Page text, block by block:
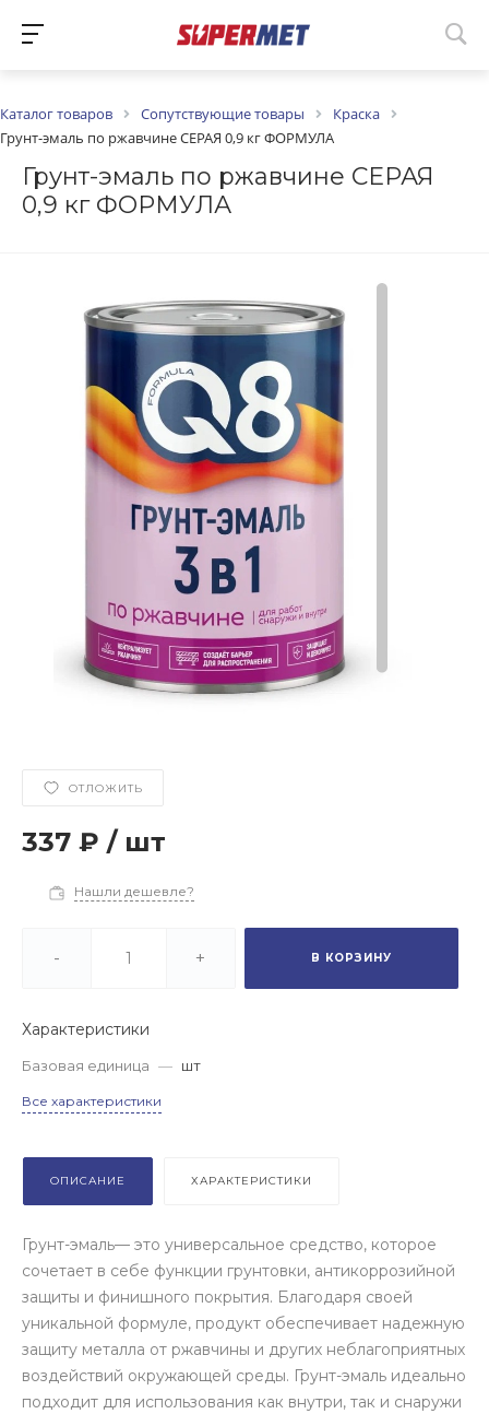
Каталог товаров Сопутствующие товары
Краска
Грунт-эмаль по ржавчине СЕРАЯ 0,9 кг ФОРМУЛА
Грунт-эмаль по ржавчине СЕРАЯ
0,9 кг ФОРМУЛА
ОТЛОЖИТЬ
337 ₽ / шт
Нашли дешевле?
- + В КОРЗИНУ
Характеристики
Базовая единица — шт
Все характеристики
ОПИСАНИЕ ХАРАКТЕРИСТИКИ
Грунт-эмаль— это универсальное средство, которое
сочетает в себе функции грунтовки, антикоррозийной
защиты и финишного покрытия. Благодаря своей
уникальной формуле, продукт обеспечивает надежную
защиту металла от ржавчины и других неблагоприятных
воздействий окружающей среды. Грунт-эмаль идеально
подходит для использования как внутри, так и снаружи